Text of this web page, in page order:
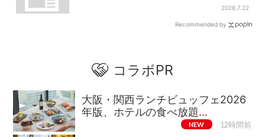
2026.7.22
Recommended by
コラボPR
大阪・関西ランチビュッフェ2026
年版、ホテルの食べ放題…
NEW 12時間前